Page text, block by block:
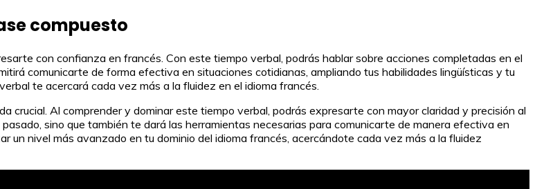
compuesto
con confianza en francés. Con este tiempo verbal, podrás hablar sobre acciones completadas en el
comunicarte de forma efectiva en situaciones cotidianas, ampliando tus habilidades lingüísticas y tu
te acercará cada vez más a la fluidez en el idioma francés.
crucial. Al comprender y dominar este tiempo verbal, podrás expresarte con mayor claridad y precisión al
sino que también te dará las herramientas necesarias para comunicarte de manera efectiva en
un nivel más avanzado en tu dominio del idioma francés, acercándote cada vez más a la fluidez